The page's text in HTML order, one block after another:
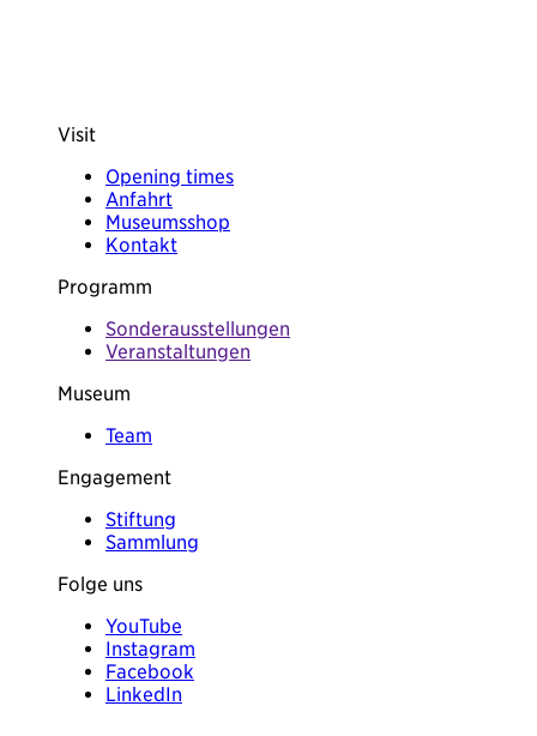
Visit
Opening times
Anfahrt
Museumsshop
Kontakt
Programm
Sonderausstellungen
Veranstaltungen
Museum
Team
Engagement
Stiftung
Sammlung
Folge uns
YouTube
Instagram
Facebook
LinkedIn